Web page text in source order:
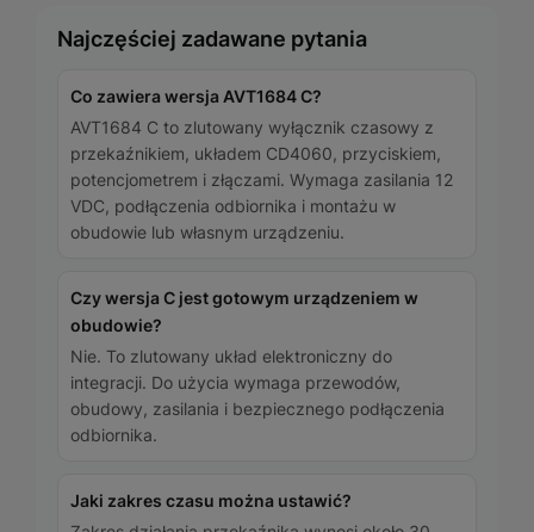
Najczęściej zadawane pytania
Co zawiera wersja AVT1684 C?
AVT1684 C to zlutowany wyłącznik czasowy z
przekaźnikiem, układem CD4060, przyciskiem,
potencjometrem i złączami. Wymaga zasilania 12
VDC, podłączenia odbiornika i montażu w
obudowie lub własnym urządzeniu.
Czy wersja C jest gotowym urządzeniem w
obudowie?
Nie. To zlutowany układ elektroniczny do
integracji. Do użycia wymaga przewodów,
obudowy, zasilania i bezpiecznego podłączenia
odbiornika.
Jaki zakres czasu można ustawić?